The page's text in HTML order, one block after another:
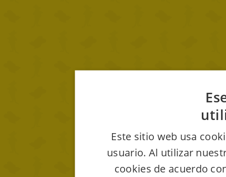
Este sitio web usa
usuario. Al utilizar
cookies de acuerdo